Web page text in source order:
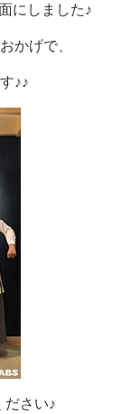
にしました♪
かげで、
♪♪
ださい♪